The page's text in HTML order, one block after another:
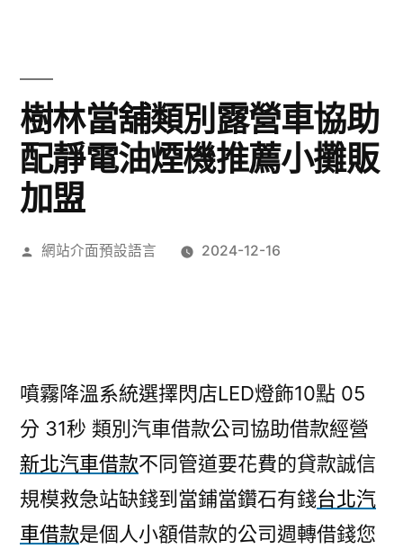
樹林當舖類別露營車協助
配靜電油煙機推薦小攤販
加盟
作
網站介面預設語言 2024-12-16
噴霧降溫系統選擇閃店LED燈飾10點 05
分 31秒 類別汽車借款公司協助借款經營
新北汽車借款不同管道要花費的貸款誠信
規模救急站缺錢到當鋪當鑽石有錢台北汽
車借款是個人小額借款的公司週轉借錢您